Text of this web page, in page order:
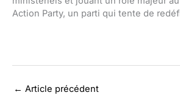
Action Party, un parti qui tente de
← Article précédent